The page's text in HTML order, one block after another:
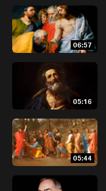
06:57
05:16
05:44